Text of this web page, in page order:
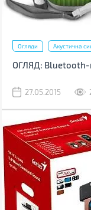
Огляди Акустична
ОГЛЯД: Bluetooth-
27.05.2015